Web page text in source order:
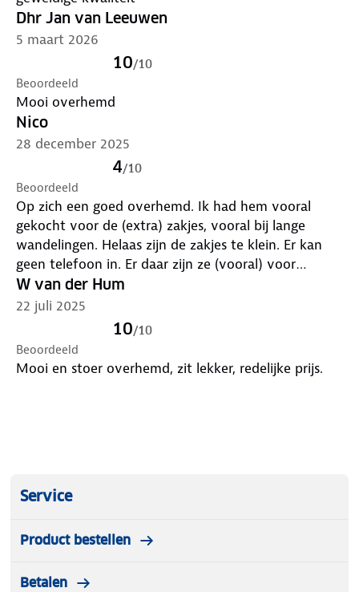
Dhr Jan van Leeuwen
5 maart 2026
10/10
Beoordeeld
Mooi overhemd
Nico
28 december 2025
4/10
Beoordeeld
Op zich een goed overhemd. Ik had hem vooral
gekocht voor de (extra) zakjes, vooral bij lange
wandelingen. Helaas zijn de zakjes te klein. Er kan
geen telefoon in. Er daar zijn ze (vooral) voor
bedoeld. Een tegenvaller dus.
W van der Hum
22 juli 2025
10/10
Beoordeeld
Mooi en stoer overhemd, zit lekker, redelijke prijs.
Service
Product bestellen
Betalen